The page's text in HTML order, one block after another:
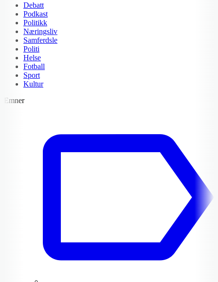
Debatt
Podkast
Politikk
Næringsliv
Samferdsle
Politi
Helse
Fotball
Sport
Kultur
Emner